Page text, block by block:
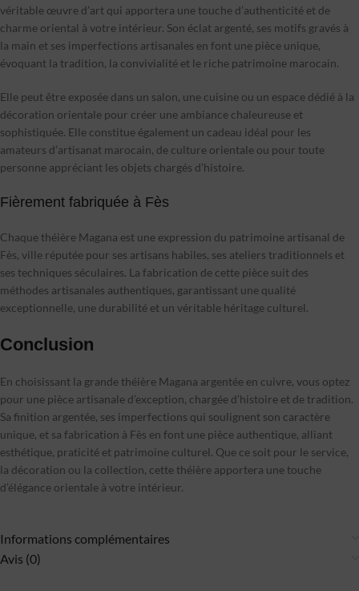
véritable œuvre d’art qui apportera une touche d’authenticité et de
charme oriental à votre intérieur. Son éclat argenté, ses motifs gravés à
la main et ses imperfections artisanales en font une pièce unique,
évoquant la tradition, la convivialité et le riche patrimoine marocain.
Elle peut être exposée dans un salon, une cuisine ou un espace dédié à la
décoration orientale pour créer une ambiance chaleureuse et
sophistiquée. Elle constitue également un cadeau idéal pour les
amateurs d’artisanat marocain, de culture orientale ou pour toute
personne appréciant les objets chargés d’histoire.
Fièrement fabriquée à Fès
Chaque théière Magana est une expression du patrimoine artisanal de
Fès, ville réputée pour ses artisans habiles, ses ateliers traditionnels et
ses techniques séculaires. La fabrication de cette pièce suit des
méthodes artisanales authentiques, garantissant une qualité
exceptionnelle, une durabilité et un véritable héritage culturel.
Conclusion
En choisissant la grande théière Magana argentée en cuivre, vous optez
pour une pièce artisanale d’exception, chargée d’histoire et de tradition.
Sa finition argentée, ses imperfections qui soulignent son caractère
unique, et sa fabrication à Fès en font une pièce authentique, alliant
esthétique, praticité et patrimoine culturel. Que ce soit pour le service,
la décoration ou la collection, cette théière apportera une touche
d’élégance orientale à votre intérieur.
Informations complémentaires
Avis (0)